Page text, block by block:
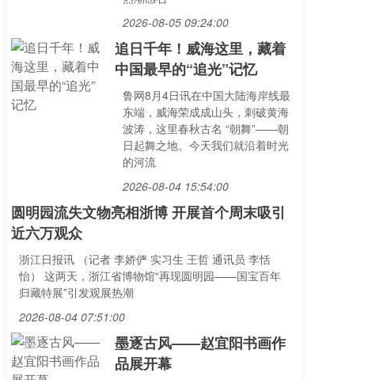
2026-08-05 09:24:00
追日千年！威海这里，藏着
中国最早的“追光”记忆
鲁网8月4日讯在中国大陆海岸线最
东端，威海荣成成山头，刺破黄海
波涛，这里春秋古名 “朝舞”——朝
日起舞之地。今天我们就沿着时光
的河流
2026-08-04 15:54:00
圆明园流失文物亮相浙博 开展首个周末吸引
近六万观众
浙江日报讯 （记者 李娇俨 实习生 王哲 通讯员 李恬
怡） 这两天，浙江省博物馆“再现圆明园——国宝百年
归藏特展”引发观展热潮
2026-08-04 07:51:00
墨逐古风——赵宜阳书画作
品展开幕